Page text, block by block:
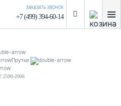
ЗАКАЗАТЬ ЗВОНОК
+7 (499) 394-60-14
Прутки
2590-2006